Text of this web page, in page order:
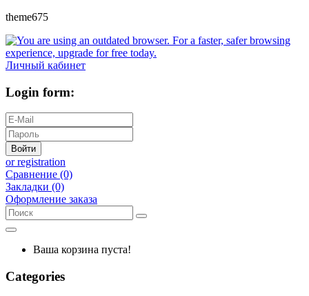
theme675
Личный кабинет
Login form:
Войти
or registration
Сравнение (0)
Закладки (0)
Оформление заказа
Ваша корзина пуста!
Categories